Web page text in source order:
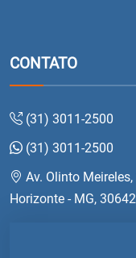
CONTATO
(31) 3011-2500
(31) 3011-2500
Av. Olinto
Horizonte - MG,